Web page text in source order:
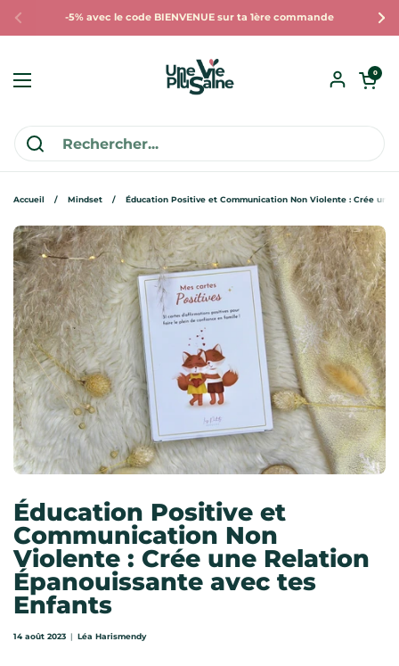
Précédent-5% avec le code BIENVENUE sur ta 1ère commande
Ouvrir le menu
Ouvrir le
0
Accueil / Mindset / Éducation Positive et Communication Non Violente : Crée une
Éducation Positive et
Communication Non
Violente : Crée une Relation
Épanouissante avec tes
Enfants
14 août 2023 Léa Harismendy